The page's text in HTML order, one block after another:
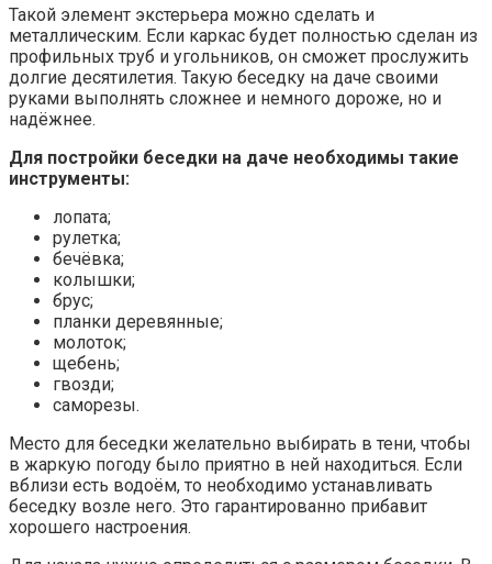
Такой элемент экстерьера можно сделать и
металлическим. Если каркас будет полностью сделан из
профильных труб и угольников, он сможет прослужить
долгие десятилетия. Такую беседку на даче своими
руками выполнять сложнее и немного дороже, но и
надёжнее.
Для постройки беседки на даче необходимы такие
инструменты:
лопата;
рулетка;
бечёвка;
колышки;
брус;
планки деревянные;
молоток;
щебень;
гвозди;
саморезы.
Место для беседки желательно выбирать в тени, чтобы
в жаркую погоду было приятно в ней находиться. Если
вблизи есть водоём, то необходимо устанавливать
беседку возле него. Это гарантированно прибавит
хорошего настроения.